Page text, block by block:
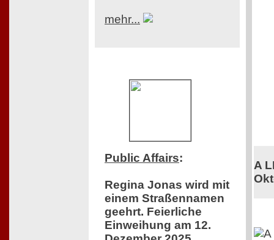
mehr...
Public Affairs:
Regina Jonas wird mit
einem Straßennamen
geehrt. Feierliche
Einweihung am 12.
A